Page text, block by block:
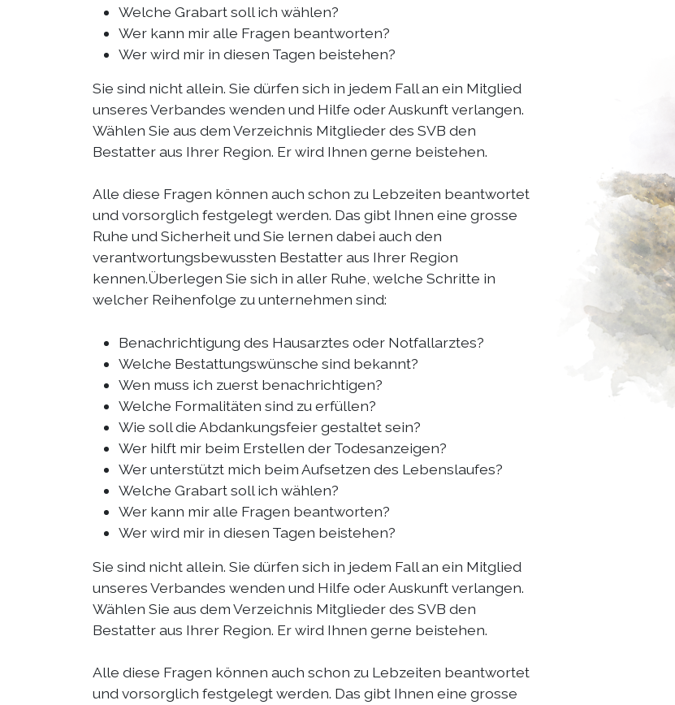
Welche Grabart soll ich wählen?
Wer kann mir alle Fragen beantworten?
Wer wird mir in diesen Tagen beistehen?
Sie sind nicht allein. Sie dürfen sich in jedem Fall an ein Mitglied
unseres Verbandes wenden und Hilfe oder Auskunft verlangen.
Wählen Sie aus dem Verzeichnis Mitglieder des SVB den
Bestatter aus Ihrer Region. Er wird Ihnen gerne beistehen.
Alle diese Fragen können auch schon zu Lebzeiten beantwortet
und vorsorglich festgelegt werden. Das gibt Ihnen eine grosse
Ruhe und Sicherheit und Sie lernen dabei auch den
verantwortungsbewussten Bestatter aus Ihrer Region
kennen.Überlegen Sie sich in aller Ruhe, welche Schritte in
welcher Reihenfolge zu unternehmen sind:
Benachrichtigung des Hausarztes oder Notfallarztes?
Welche Bestattungswünsche sind bekannt?
Wen muss ich zuerst benachrichtigen?
Welche Formalitäten sind zu erfüllen?
Wie soll die Abdankungsfeier gestaltet sein?
Wer hilft mir beim Erstellen der Todesanzeigen?
Wer unterstützt mich beim Aufsetzen des Lebenslaufes?
Welche Grabart soll ich wählen?
Wer kann mir alle Fragen beantworten?
Wer wird mir in diesen Tagen beistehen?
Sie sind nicht allein. Sie dürfen sich in jedem Fall an ein Mitglied
unseres Verbandes wenden und Hilfe oder Auskunft verlangen.
Wählen Sie aus dem Verzeichnis Mitglieder des SVB den
Bestatter aus Ihrer Region. Er wird Ihnen gerne beistehen.
Alle diese Fragen können auch schon zu Lebzeiten beantwortet
und vorsorglich festgelegt werden. Das gibt Ihnen eine grosse